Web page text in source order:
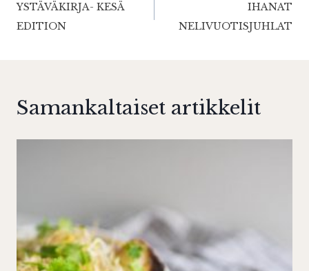
selaus
YSTÄVÄKIRJA- KESÄ
EDITION
IHANAT
NELIVUOTISJUHLAT
Samankaltaiset artikkelit